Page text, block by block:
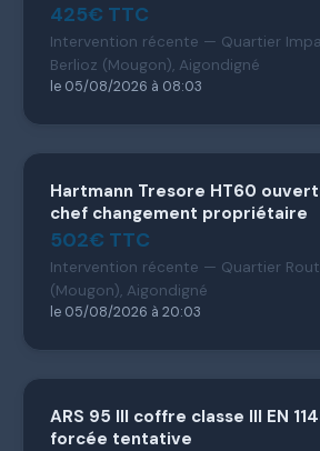
425€ TTC
Intervention récente — Quartier
Berlioz (Mougon), Aigondigné
le 05/08/2026 à 08:03
Hartmann Tresore HT60
chef changement propriétaire
502€ TTC
Intervention récente — Quartier
(Mougon), Aigondigné
le 05/08/2026 à 20:03
ARS 95 III coffre classe III EN
forcée tentative